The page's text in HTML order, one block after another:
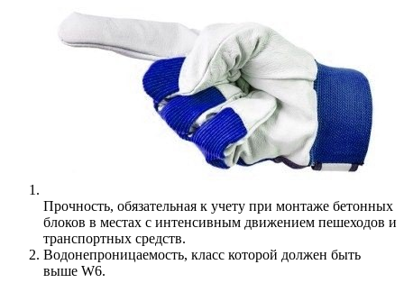
Прочность, обязательная к учету при монтаже бетонных
блоков в местах с интенсивным движением пешеходов и
транспортных средств.
Водонепроницаемость, класс которой должен быть
выше W6.